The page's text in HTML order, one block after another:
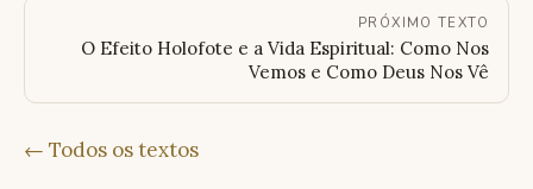
PRÓXIMO TEXTO
O Efeito Holofote e a Vida Espiritual: Como Nos
Vemos e Como Deus Nos Vê
← Todos os textos